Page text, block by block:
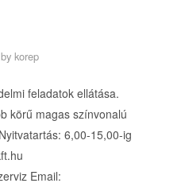
by korep
feladatok ellátása.
körű magas színvonalú
6,00-15,00-ig
Email: